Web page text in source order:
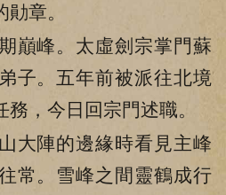
章。
峰。太虛劍宗掌門蘇
子。五年前被派往北境
，今日回宗門述職。
陣的邊緣時看見主峰
常。雪峰之間靈鶴成行